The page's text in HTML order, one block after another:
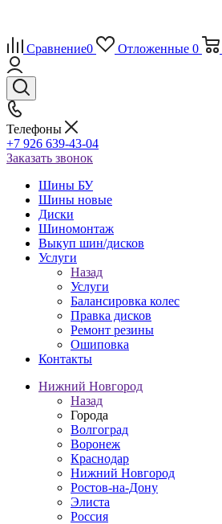
Сравнение0 Отложенные 0
Телефоны
+7 926 639-43-04
Заказать звонок
Шины БУ
Шины новые
Диски
Шиномонтаж
Выкуп шин/дисков
Услуги
Назад
Услуги
Балансировка колес
Правка дисков
Ремонт резины
Ошиповка
Контакты
Нижний Новгород
Назад
Города
Волгоград
Воронеж
Краснодар
Нижний Новгород
Ростов-на-Дону
Элиста
Россия